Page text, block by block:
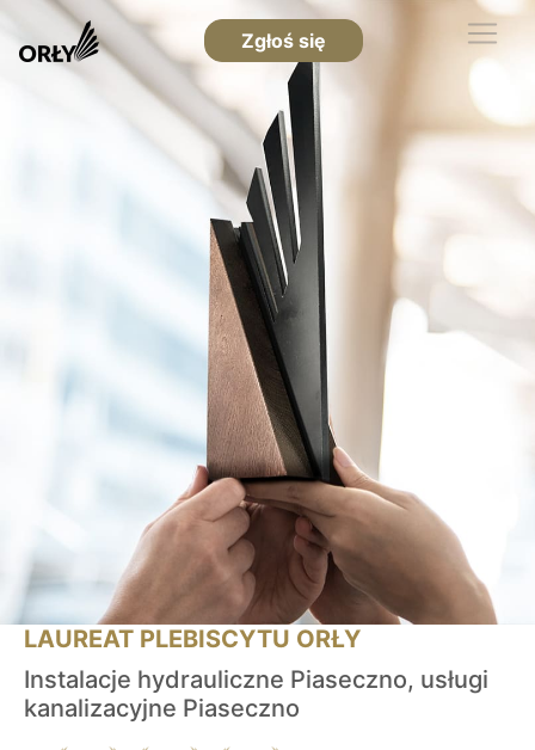
Zgłoś się
LAUREAT PLEBISCYTU ORŁY
Instalacje hydrauliczne Piaseczno, usługi
kanalizacyjne Piaseczno